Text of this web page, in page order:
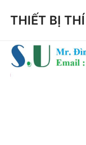
THIẾT BỊ